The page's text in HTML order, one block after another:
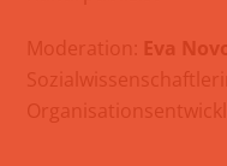
Moderation: Eva